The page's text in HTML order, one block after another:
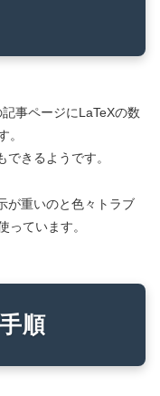
事ページにLaTeXの数
。
きるようです。
が重いのと色々トラブ
っています。
順